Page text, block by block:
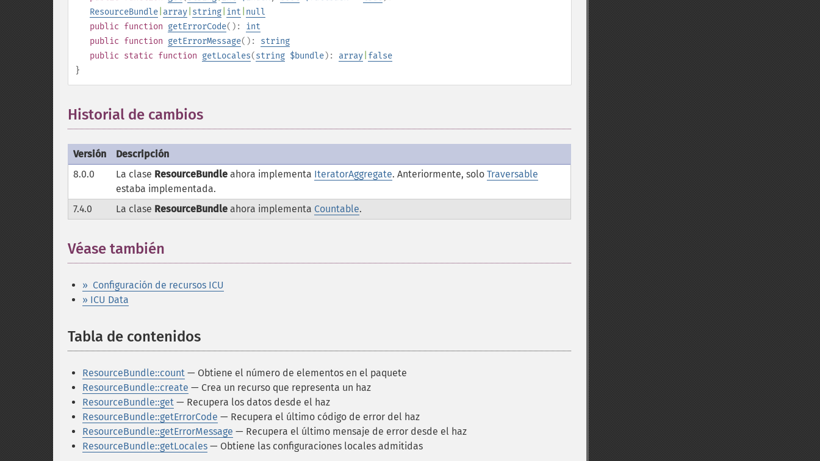
ResourceBundle array string int null
public function getErrorCode(): int
public function getErrorMessage(): string
public static function getLocales(string $bundle): array false
}
Historial de cambios
Versión
Descripción
8.0.0
La clase ResourceBundle ahora implementa IteratorAggregate. Anteriormente, solo Traversable
estaba implementada.
7.4.0
La clase ResourceBundle ahora implementa Countable.
Véase también
» Configuración de recursos ICU
» ICU Data
Tabla de contenidos
ResourceBundle::count — Obtiene el número de elementos en el paquete
ResourceBundle::create — Crea un recurso que representa un haz
ResourceBundle::get — Recupera los datos desde el haz
ResourceBundle::getErrorCode — Recupera el último código de error del haz
ResourceBundle::getErrorMessage — Recupera el último mensaje de error desde el haz
ResourceBundle::getLocales — Obtiene las configuraciones locales admitidas